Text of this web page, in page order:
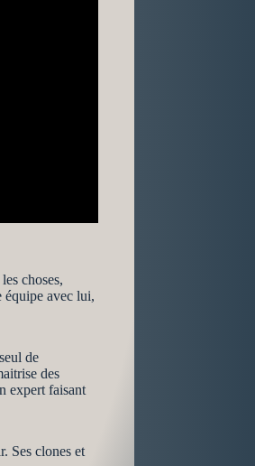
choses,
équipe avec lui,
de
des
expert faisant
Ses clones et